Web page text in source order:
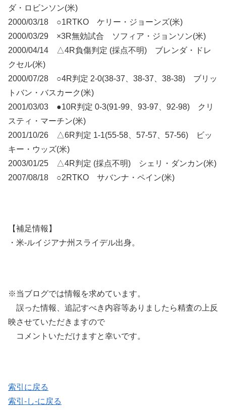
ダ・ロビンソン(米)
2000/03/18 ○1RTKO ケリー・ジョーンズ(米)
2000/03/29 ×3R無効試合 ソフィア・ジョンソン(米)
2000/04/14 △4R負傷判定 (採点不明) ブレンダ・ドレ
クセル(米)
2000/07/28 ○4R判定 2-0(38-37、38-37、38-38) ブリッ
トバン・バスカーク(米)
2001/03/03 ●10R判定 0-3(91-99、93-97、92-98) クリ
スティ・マーチン(米)
2001/10/26 △6R判定 1-1(55-58、57-57、57-56) ビッ
キー・ウッズ(米)
2003/01/25 △4R判定 (採点不明) シェリ・ダンカン(米)
2007/08/18 ○2RTKO サバンナ・ペイン(米)
【補足情報】
・米-ルイジアナ州スライデル出身。
※当ブログでは情報を求めています。
誤った情報、追記すべき内容等ありましたら精査の上反
映させていただきますので
コメントいただけますと幸いです。
索引に戻る
索引-し-に戻る